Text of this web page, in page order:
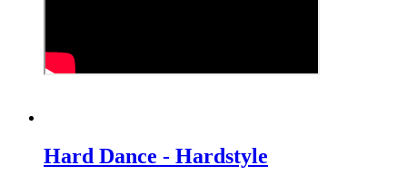
Hard Dance - Hardstyle